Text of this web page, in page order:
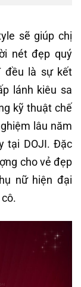
sẽ giúp chị
nét đẹp quý
đều là sự kết
lánh kiêu sa
kỹ thuật chế
lâu năm
tại DOJI. Đặc
cho vẻ đẹp
nữ hiện đại